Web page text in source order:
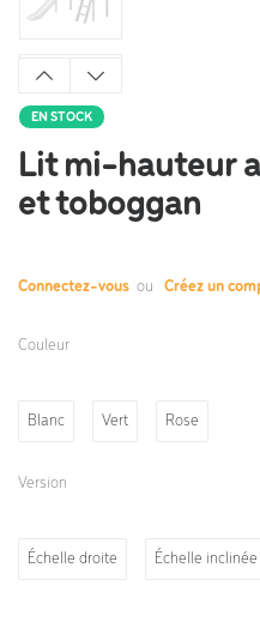
EN STOCK
Lit mi-hauteur
et toboggan
Connectez-vous ou Créez un
Couleur
Blanc Vert Rose
Version
Échelle droite Échelle inclinée